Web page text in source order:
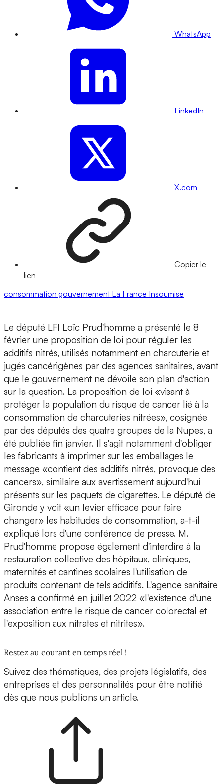
WhatsApp
LinkedIn
X.com
Copier le
lien
consommation gouvernement La France Insoumise
Le député LFI Loïc Prud'homme a présenté le 8
février une proposition de loi pour réguler les
additifs nitrés, utilisés notamment en charcuterie et
jugés cancérigènes par des agences sanitaires, avant
que le gouvernement ne dévoile son plan d'action
sur la question. La proposition de loi «visant à
protéger la population du risque de cancer lié à la
consommation de charcuteries nitrées», cosignée
par des députés des quatre groupes de la Nupes, a
été publiée fin janvier. Il s'agit notamment d'obliger
les fabricants à imprimer sur les emballages le
message «contient des additifs nitrés, provoque des
cancers», similaire aux avertissement aujourd'hui
présents sur les paquets de cigarettes. Le député de
Gironde y voit «un levier efficace pour faire
changer» les habitudes de consommation, a-t-il
expliqué lors d'une conférence de presse. M.
Prud'homme propose également d'interdire à la
restauration collective des hôpitaux, cliniques,
maternités et cantines scolaires l'utilisation de
produits contenant de tels additifs. L'agence sanitaire
Anses a confirmé en juillet 2022 «l'existence d'une
association entre le risque de cancer colorectal et
l'exposition aux nitrates et nitrites».
Restez au courant en temps réel !
Suivez des thématiques, des projets législatifs, des
entreprises et des personnalités pour être notifié
dès que nous publions un article.